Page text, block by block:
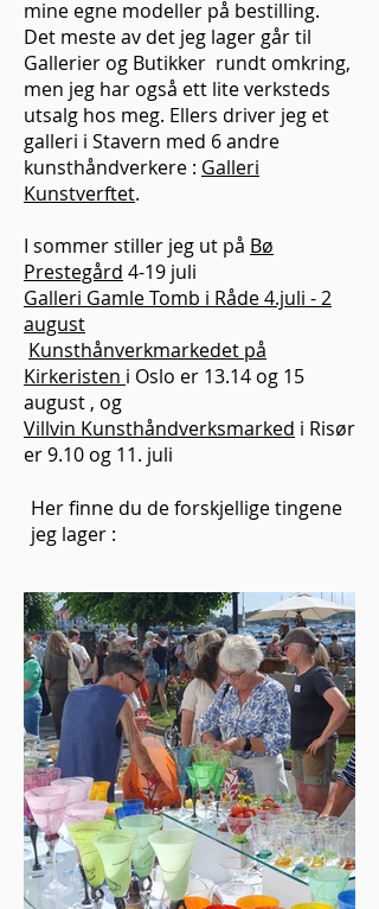
mine egne modeller på bestilling.
Det meste av det jeg lager går til
Gallerier og Butikker rundt omkring,
men jeg har også ett lite verksteds
utsalg hos meg. Ellers driver jeg et
galleri i Stavern med 6 andre
kunsthåndverkere : Galleri
Kunstverftet.
I sommer stiller jeg ut på Bø
Prestegård 4-19 juli
Galleri Gamle Tomb i Råde 4.juli - 2
august
Kunsthånverkmarkedet på
Kirkeristen i Oslo er 13.14 og 15
august , og
Villvin Kunsthåndverksmarked i Risør
er 9.10 og 11. juli
Her finne du de forskjellige tingene
jeg lager :